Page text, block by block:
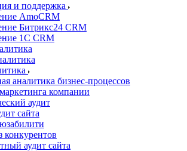
и поддержка
AmoCRM
Битрикс24 CRM
1C CRM
аналитика бизнес-процессов
компании
аудит
сайта
конкурентов
аудит сайта